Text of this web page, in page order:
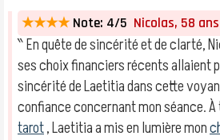
★★★★ Note: 4/5 Nicolas, 58
‶ En quête de sincérité et de clarté,
ses choix financiers récents allaient
sincérité de Laetitia dans cette
confiance concernant mon séance.
tarot, Laetitia a mis en lumière mon